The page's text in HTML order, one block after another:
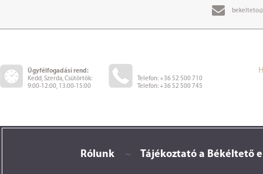
Ügyfélfogadási rend:
Kedd, Szerda, Csütörtök:
9:00-12:00, 13:00-15:00
Telefon: +36 52 500 710
Telefon: +36 52 500 745
Rólunk ~ Tájékoztató a Békéltető